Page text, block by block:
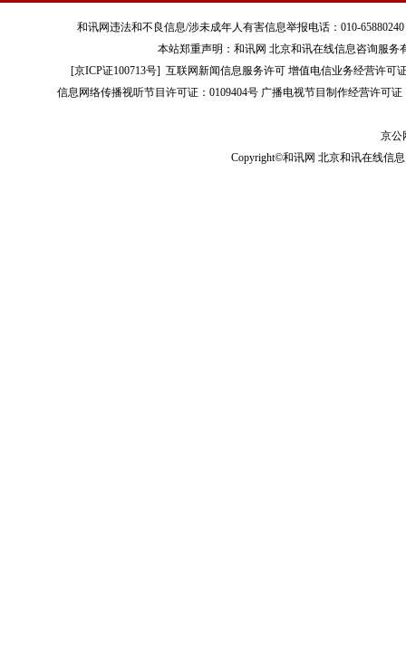
和讯网违法和不良信息/涉未成年人有害信息举报电话：010-
本站郑重声明：和讯网 北京和讯在线信息咨询服
[京ICP证100713号]互联网新闻信息服务许可 增值电信业务经营许可
信息网络传播视听节目许可证：0109404号 广播电视节目制作经营许可证
京公
Copyright©和讯网 北京和讯在线信